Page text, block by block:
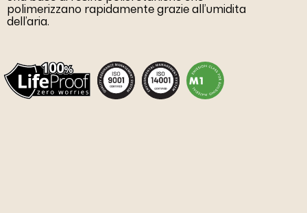
polimerizzano rapidamente grazie all’umidita
dell’aria.